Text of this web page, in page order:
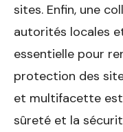
sites. Enfin, une
autorités locales
essentielle pour
protection des
et multifacette
sûreté et la